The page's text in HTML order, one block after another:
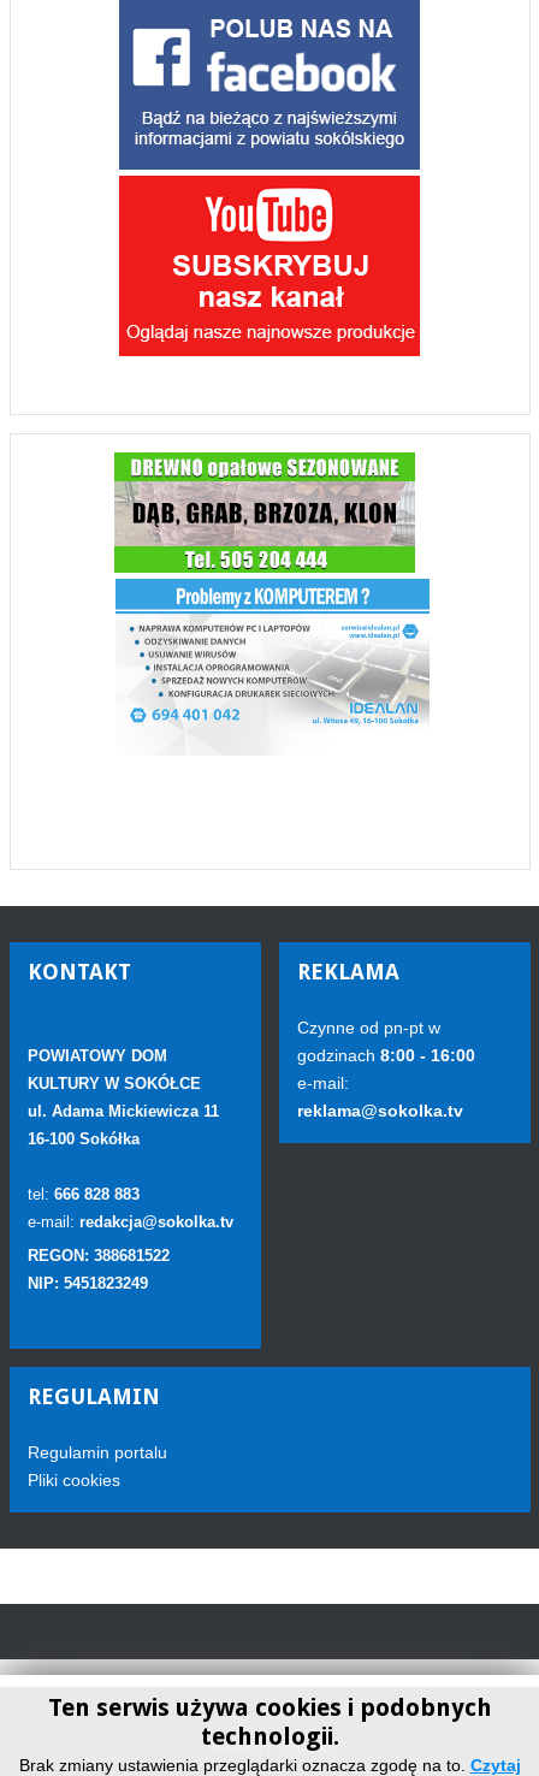
KONTAKT
POWIATOWY DOM
KULTURY W SOKÓŁCE
ul. Adama Mickiewicza 11
16-100 Sokółka
tel: 666 828 883
e-mail: redakcja@sokolka.tv
REGON: 388681522
NIP: 5451823249
REKLAMA
Czynne od pn-pt w
godzinach 8:00 - 16:00
e-mail:
reklama@sokolka.tv
REGULAMIN
Regulamin portalu
Pliki cookies
Ten serwis używa cookies i podobnych
technologii.
Brak zmiany ustawienia przeglądarki oznacza zgodę na to. Czytaj
Telewizja Sokółka